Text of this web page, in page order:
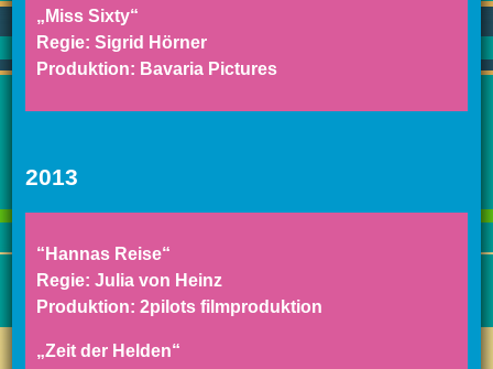
„Miss Sixty“
Regie: Sigrid Hörner
Produktion: Bavaria Pictures
2013
“Hannas Reise“
Regie: Julia von Heinz
Produktion: 2pilots filmproduktion
„Zeit der Helden“